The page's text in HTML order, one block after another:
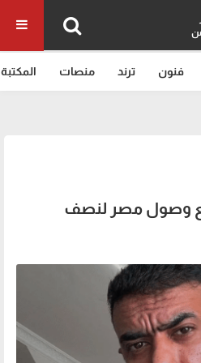
فنون ترند منصات المكتبة
وصول مصر لنصف